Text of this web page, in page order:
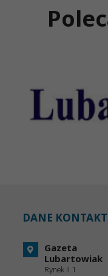
DANE
Gazeta
Lubartowiak
Rynek II 1